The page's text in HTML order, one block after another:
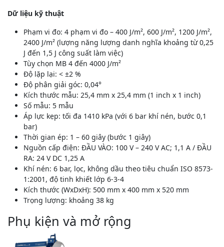
Dữ liệu kỹ thuật
Phạm vi đo: 4 phạm vi đo – 400 J/m², 600 J/m², 1200 J/m²,
2400 J/m² (lượng năng lượng danh nghĩa khoảng từ 0,25
J đến 1,5 J công suất làm việc)
Tùy chọn MB 4 đến 4000 J/m²
Độ lặp lại: < ±2 %
Độ phân giải góc: 0,04°
Kích thước mẫu: 25,4 mm x 25,4 mm (1 inch x 1 inch)
Số mẫu: 5 mẫu
Áp lực kẹp: tối đa 1410 kPa (với 6 bar khí nén, bước 0,1
bar)
Thời gian ép: 1 – 60 giây (bước 1 giây)
Nguồn cấp điện: ĐẦU VÀO: 100 V – 240 V AC; 1,1 A / ĐẦU
RA: 24 V DC 1,25 A
Khí nén: 6 bar, lọc, không dầu theo tiêu chuẩn ISO 8573-
1:2001, độ tinh khiết lớp 6-3-4
Kích thước (WxDxH): 500 mm x 400 mm x 520 mm
Trọng lượng: khoảng 38 kg
Phụ kiện và mở rộng